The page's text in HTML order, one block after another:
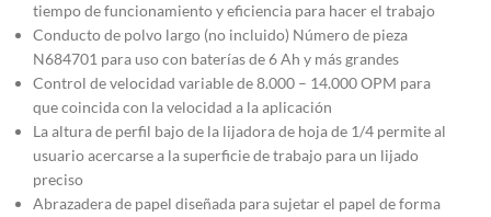
tiempo de funcionamiento y eficiencia para hacer el trabajo
Conducto de polvo largo (no incluido) Número de pieza
N684701 para uso con baterías de 6 Ah y más grandes
Control de velocidad variable de 8.000 – 14.000 OPM para
que coincida con la velocidad a la aplicación
La altura de perfil bajo de la lijadora de hoja de 1/4 permite al
usuario acercarse a la superficie de trabajo para un lijado
preciso
Abrazadera de papel diseñada para sujetar el papel de forma